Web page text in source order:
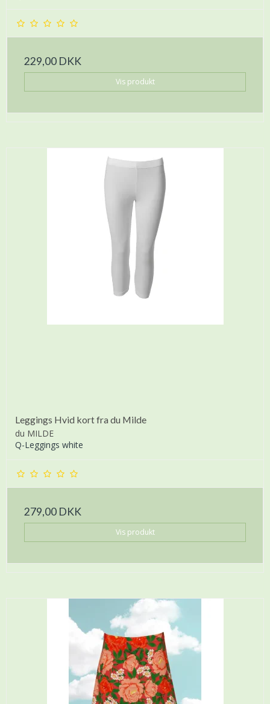
229,00 DKK
Vis produkt
Leggings Hvid kort fra du Milde
du MILDE
Q-Leggings white
279,00 DKK
Vis produkt